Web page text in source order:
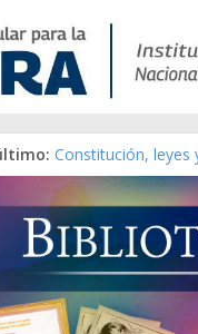
Constitución, leyes
Una Parálisis
Modesta Bor
Gaceta Oficial de
Catálogo temático